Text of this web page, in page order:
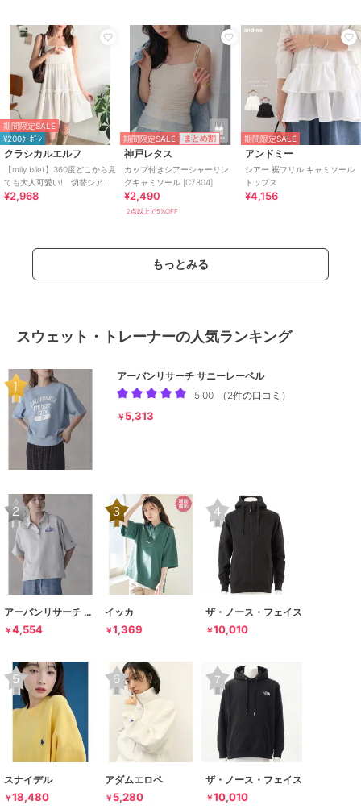
期間限定SALE
¥200ｸｰﾎﾟﾝ
クラシカルエルフ
【mily bilet】360度どこから見
ても大人可愛い! 切替シアー
ティアードキャミチュニック
¥2,968
期間限定SALE まとめ割
神戸レタス
カップ付きシアーシャーリン
グキャミソール [C7804]
¥2,490
2点以上で5%OFF
期間限定SALE
アンドミー
シアー 裾フリル キャミソール
トップス
¥4,156
もっとみる
スウェット・トレーナーの人気ランキング
アーバンリサーチ サニーレーベル
5.00
（ 2件の口コミ ）
￥ 5,313
アーバンリサーチ サニーレーベル
￥4,554
イッカ
￥1,369
ザ・ノース・フェイス
￥10,010
スナイデル
￥18,480
アダムエロペ
￥ 5,280
ザ・ノース・フェイス
￥10,010